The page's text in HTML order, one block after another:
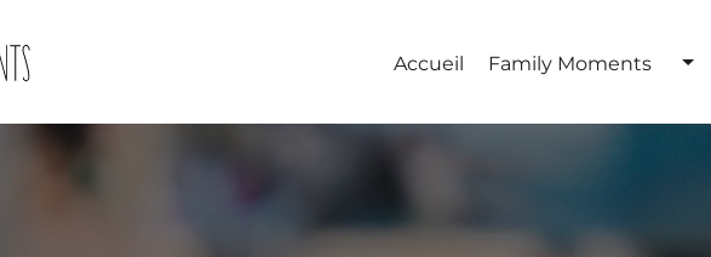
Accueil Family Moments